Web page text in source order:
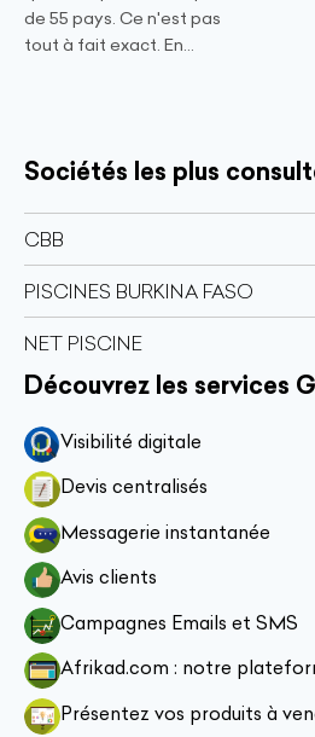
de 55 pays. Ce n'est pas
tout à fait exact. En...
Sociétés les plus
CBB
PISCINES BURKINA FASO
NET PISCINE
Découvrez les services
Visibilité digitale
Devis centralisés
Messagerie instantanée
Avis clients
Campagnes Emails et SMS
Afrikad.com : notre
Présentez vos produits à